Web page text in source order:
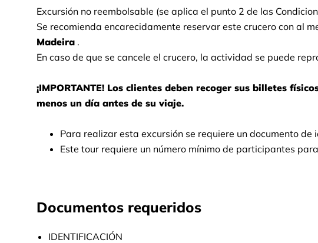
Excursión no reembolsable (se aplica el punto 2 de las
Se recomienda encarecidamente reservar este crucero con al
Madeira .
En caso de que se cancele el crucero, la actividad se puede
¡IMPORTANTE! Los clientes deben recoger sus billetes
menos un día antes de su viaje.
Para realizar esta excursión se requiere un documento
Este tour requiere un número mínimo de participantes
Documentos requeridos
IDENTIFICACIÓN